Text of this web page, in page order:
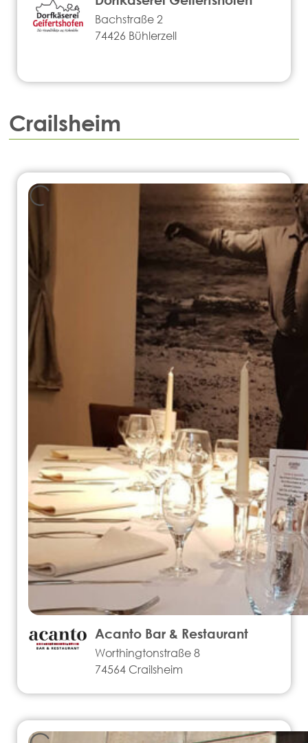
Bachstraße 2
74426 Bühlerzell
Crailsheim
Acanto Bar & Restaurant
Worthingtonstraße 8
74564 Crailsheim